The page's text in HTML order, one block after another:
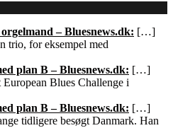
– Bluesnews.dk: […]
trio, for eksempel med
plan B – Bluesnews.dk: […]
Blues Challenge i
plan B – Bluesnews.dk: […]
tidligere besøgt Danmark. Han